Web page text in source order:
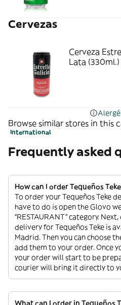
Cervezas
Cerveza
Lata (330ml.)
Browse similar stores in this
International
Frequently asked
How can I order Tequeños
To order your Tequeños Teke
have to do is open the Glovo
“RESTAURANT” category.
delivery for Tequeños Teke is
Madrid. Then you can choose
add them to your order. Once
your order will start to be
courier will bring it directly to
What can I order in Tequeños